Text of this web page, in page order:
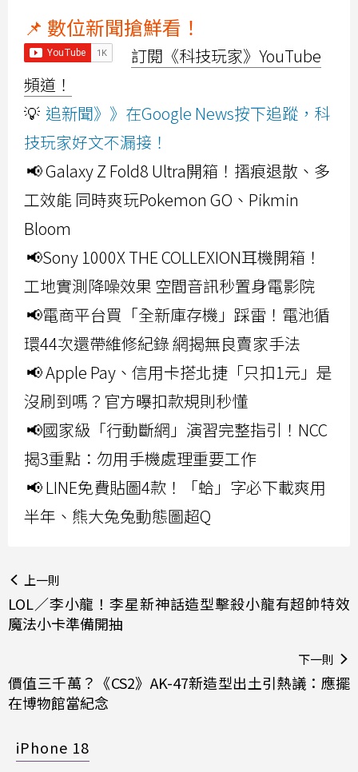
📌 數位新聞搶鮮看！
訂閱《科技玩家》YouTube
頻道！
💡 追新聞》》在Google News按下追蹤，科
技玩家好文不漏接！
📢 Galaxy Z Fold8 Ultra開箱！摺痕退散、多
工效能 同時爽玩Pokemon GO、Pikmin
Bloom
📢Sony 1000X THE COLLEXION耳機開箱！
工地實測降噪效果 空間音訊秒置身電影院
📢電商平台買「全新庫存機」踩雷！電池循
環44次還帶維修紀錄 網揭無良賣家手法
📢 Apple Pay、信用卡搭北捷「只扣1元」是
沒刷到嗎？官方曝扣款規則秒懂
📢國家級「行動斷網」演習完整指引！NCC
揭3重點：勿用手機處理重要工作
📢 LINE免費貼圖4款！「蛤」字必下載爽用
半年、熊大兔兔動態圖超Q
上一則
LOL／李小龍！李星新神話造型擊殺小龍有超帥特效
魔法小卡準備開抽
下一則
價值三千萬？《CS2》AK-47新造型出土引熱議：應擺
在博物館當紀念
iPhone 18